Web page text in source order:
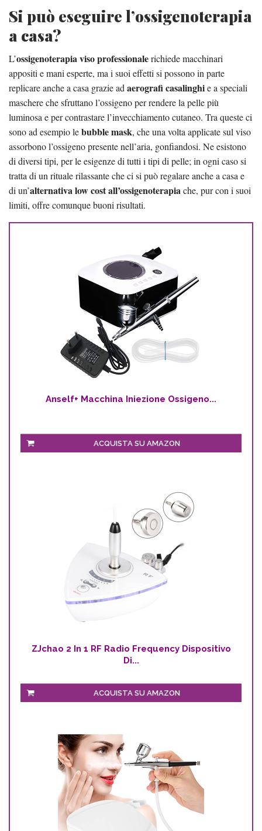
Si può eseguire l’ossigenoterapia
a casa?
L’ossigenoterapia viso professionalerichiede macchinari
appositi e mani esperte, ma i suoi effetti si possono in parte
replicare anche a casa grazie ad aerografi casalinghie a speciali
maschere che sfruttano l’ossigeno per rendere la pelle più
luminosa e per contrastare l’invecchiamento cutaneo. Tra queste ci
sono ad esempio lebubble mask, che una volta applicate sul viso
assorbono l’ossigeno presente nell’aria, gonfiandosi. Ne esistono
di diversi tipi, per le esigenze di tutti i tipi di pelle; in ogni caso si
tratta di un rituale rilassante che ci si può regalare anche a casa e
di un’alternativa low cost all’ossigenoterapiache, pur con i suoi
limiti, offre comunque buoni risultati.
Anself+ Macchina Iniezione Ossigeno...
ACQUISTA SU AMAZON
ZJchao 2 In 1 RF Radio Frequency Dispositivo
Di...
ACQUISTA SU AMAZON